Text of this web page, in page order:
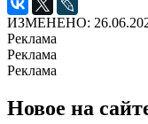
ИЗМЕНЕНО:
Реклама
Реклама
Реклама
Новое на